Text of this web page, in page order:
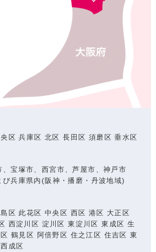
区 兵庫区 北区 ⻑⽥区 須磨区 垂⽔区
、宝塚市、西宮市、芦屋市、神戸市
び兵庫県内(阪神・播磨・丹波地域)
区 此花区 中央区 ⻄区 港区 ⼤正区
⻄淀川区 淀川区 東淀川区 東成区 ⽣
鶴⾒区 阿倍野区 住之江区 住吉区 東
成区